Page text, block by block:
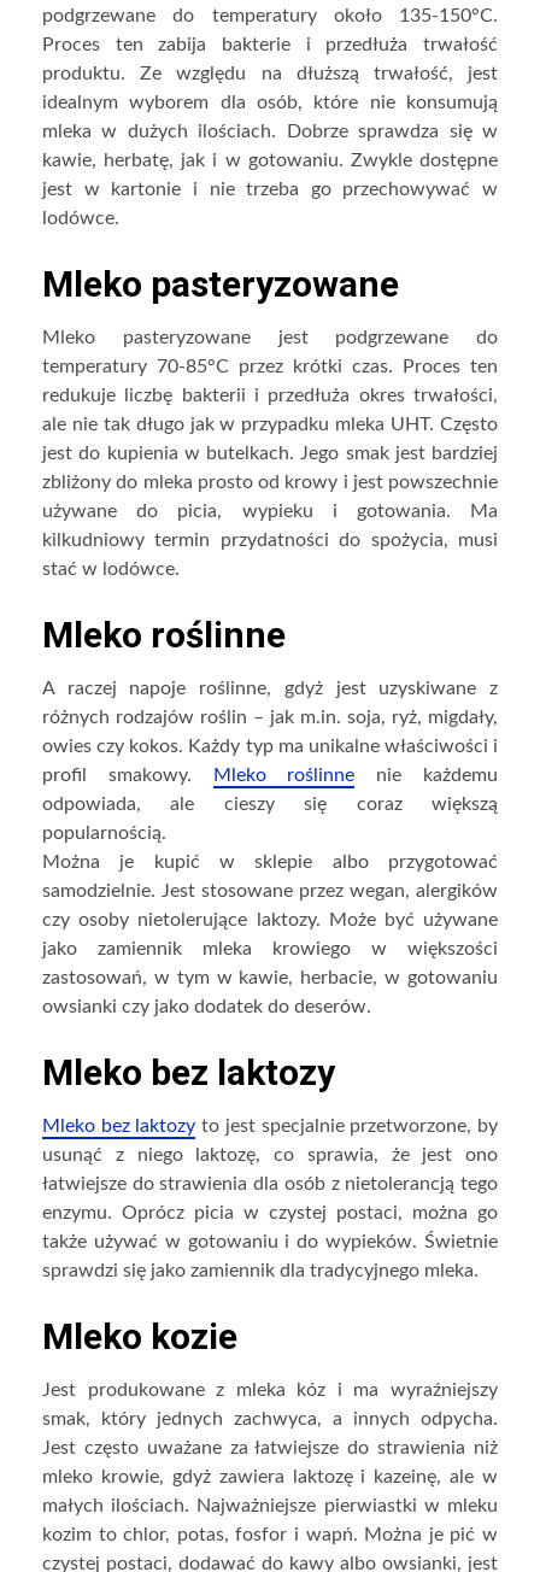
podgrzewane do temperatury około 135-150°C.
Proces ten zabija bakterie i przedłuża trwałość
produktu. Ze względu na dłuższą trwałość, jest
idealnym wyborem dla osób, które nie konsumują
mleka w dużych ilościach. Dobrze sprawdza się w
kawie, herbatę, jak i w gotowaniu. Zwykle dostępne
jest w kartonie i nie trzeba go przechowywać w
lodówce.
Mleko pasteryzowane
Mleko pasteryzowane jest podgrzewane do
temperatury 70-85°C przez krótki czas. Proces ten
redukuje liczbę bakterii i przedłuża okres trwałości,
ale nie tak długo jak w przypadku mleka UHT. Często
jest do kupienia w butelkach. Jego smak jest bardziej
zbliżony do mleka prosto od krowy i jest powszechnie
używane do picia, wypieku i gotowania. Ma
kilkudniowy termin przydatności do spożycia, musi
stać w lodówce.
Mleko roślinne
A raczej napoje roślinne, gdyż jest uzyskiwane z
różnych rodzajów roślin – jak m.in. soja, ryż, migdały,
owies czy kokos. Każdy typ ma unikalne właściwości i
profil smakowy. Mleko roślinne nie każdemu
odpowiada, ale cieszy się coraz większą
popularnością.
Można je kupić w sklepie albo przygotować
samodzielnie. Jest stosowane przez wegan, alergików
czy osoby nietolerujące laktozy. Może być używane
jako zamiennik mleka krowiego w większości
zastosowań, w tym w kawie, herbacie, w gotowaniu
owsianki czy jako dodatek do deserów.
Mleko bez laktozy
Mleko bez laktozy to jest specjalnie przetworzone, by
usunąć z niego laktozę, co sprawia, że jest ono
łatwiejsze do strawienia dla osób z nietolerancją tego
enzymu. Oprócz picia w czystej postaci, można go
także używać w gotowaniu i do wypieków. Świetnie
sprawdzi się jako zamiennik dla tradycyjnego mleka.
Mleko kozie
Jest produkowane z mleka kóz i ma wyraźniejszy
smak, który jednych zachwyca, a innych odpycha.
Jest często uważane za łatwiejsze do strawienia niż
mleko krowie, gdyż zawiera laktozę i kazeinę, ale w
małych ilościach. Najważniejsze pierwiastki w mleku
kozim to chlor, potas, fosfor i wapń. Można je pić w
czystej postaci, dodawać do kawy albo owsianki, jest